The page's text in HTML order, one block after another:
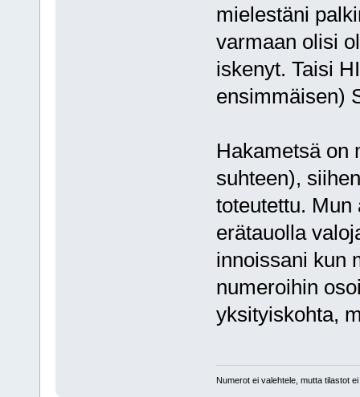
mielestäni
varmaan olisi
iskenyt. Taisi
ensimmäisen)
Hakametsä on
suhteen),
toteutettu. Mun
erätauolla
innoissani kun
numeroihin
yksityiskohta,
Numerot ei valehtele, mutta tilastot